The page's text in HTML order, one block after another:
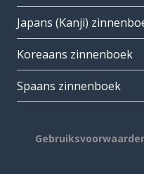
Japans (Kanji)
Koreaans zinnenboek
Spaans zinnenboek